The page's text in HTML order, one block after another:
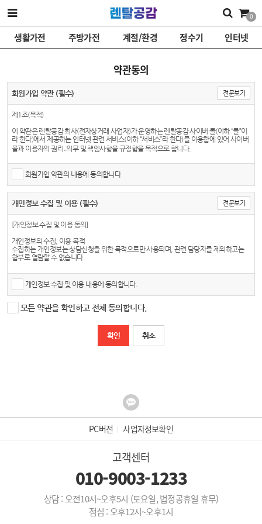
0
생활가전 주방가전 계절/환경 정수기 인터넷
약관동의
회원가입 약관 (필수) 전문보기
제1조(목적)
이 약관은 렌탈공감 회사(전자상거래 사업자)가 운영하는 렌탈공감 사이버 몰(이하 “몰”이
라 한다)에서 제공하는 인터넷 관련 서비스(이하 “서비스”라 한다)를 이용함에 있어 사이버
몰과 이용자의 권리․의무 및 책임사항을 규정함을 목적으로 합니다.
※「PC통신, 무선 등을 이용하는 전자상거래에 대해서도 그 성질에 반하지 않는 한 이 약관
을 준용합니다.」
제2조(정의)
① “몰”이란 헬로벨렌탈 회사가 재화 또는 용역(이하 “재화 등”이라 함)을 이용자에게 제공
하기 위하여 컴퓨터 등 정보통신설비를 이용하여 재화 등을 거래할 수 있도록 설정한 가상
의 영업장을 말하며, 아울러 사이버몰을 운영하는 사업자의 의미로도 사용합니다.
② “이용자”란 “몰”에 접속하여 이 약관에 따라 “몰”이 제공하는 서비스를 받는 회원 및 비회
원을 말합니다.
를 이용할 수 있는 자를 말합니다.
④ ‘비회원’이라 함은 회원에 가입하지 않고 “몰”이 제공하는 서비스를 이용하는 자를 말합
니다.
제3조 (약관 등의 명시와 설명 및 개정)
리할 수 있는 곳의 주소를 포함), 전화번호․모사전송번호․전자우편주소, 사업자등록번호,
통신판매업 신고번호, 개인정보관리책임자등을 이용자가 쉽게 알 수 있도록 렌탈공감 사
팝업화면 등을 제공하여 이용자의 확인을 구하여야 합니다.
③ “몰”은 「전자상거래 등에서의 소비자보호에 관한 법률」, 「약관의 규제에 관한 법률」, 「전
자문서 및 전자거래기본법」, 「전자금융거래법」, 「전자서명법」, 「정보통신망 이용촉진 및 정
보보호 등에 관한 법률」, 「방문판매 등에 관한 법률」, 「소비자기본법」 등 관련 법을 위배하지
않는 범위에서 이 약관을 개정할 수 있습니다.
④ “몰”이 약관을 개정할 경우에는 적용일자 및 개정사유를 명시하여 현행약관과 함께 몰의
불리하게 약관내용을 변경하는 경우에는 최소한 30일 이상의 사전 유예기간을 두고 공지
합니다. 이 경우 "몰“은 개정 전 내용과 개정 후 내용을 명확하게 비교하여 이용자가 알기
⑤ “몰”이 약관을 개정할 경우에는 그 개정약관은 그 적용일자 이후에 체결되는 계약에만
적용되고 그 이전에 이미 체결된 계약에 대해서는 개정 전의 약관조항이 그대로 적용됩니
회원가입 약관의 내용에 동의합니다
개인정보 수집 및 이용 (필수) 전문보기
[개인정보 수집 및 이용 동의]
개인정보의 수집, 이용 목적
수집하는 개인정보는 상담신청을 위한 목적으로만 사용되며, 관련 담당자를 제외하고는
함부로 열람할 수 없습니다.
수집하려는 개인정보의 항목
개인정보보호법 제15조에 따라 개인정보의 수집, 이용 시 본인의 동의를 얻어야 하는 정보
를 수집하고 있습니다. 수집, 이용 목적에 따라 수집하고 있는 항목은 아래와 같습니다.
- 필수 항목 : 이메일
- 수집 된 개인정보는 내부 방침 및 기타 관련 법령에 따라 일정 기간 저장된 후 혹은 즉시
파기 됩니다.
개인정보 수집 및 이용 내용에 동의합니다.
모든 약관을 확인하고 전체 동의합니다.
취소
PC버전 사업자정보확인
고객센터
010-9003-1233
상담 : 오전10시~오후5시 (토요일, 법정공휴일 휴무)
점심 : 오후12시~오후1시